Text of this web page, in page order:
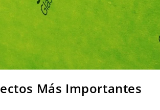
Más Importantes